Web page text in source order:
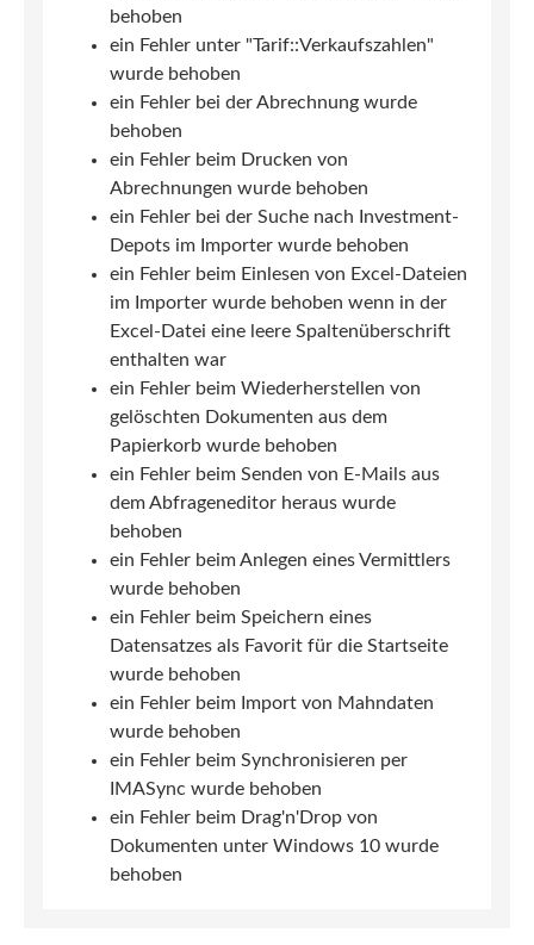
behoben
ein Fehler unter "Tarif::Verkaufszahlen"
wurde behoben
ein Fehler bei der Abrechnung wurde
behoben
ein Fehler beim Drucken von
Abrechnungen wurde behoben
ein Fehler bei der Suche nach Investment-
Depots im Importer wurde behoben
ein Fehler beim Einlesen von Excel-Dateien
im Importer wurde behoben wenn in der
Excel-Datei eine leere Spaltenüberschrift
enthalten war
ein Fehler beim Wiederherstellen von
gelöschten Dokumenten aus dem
Papierkorb wurde behoben
ein Fehler beim Senden von E-Mails aus
dem Abfrageneditor heraus wurde
behoben
ein Fehler beim Anlegen eines Vermittlers
wurde behoben
ein Fehler beim Speichern eines
Datensatzes als Favorit für die Startseite
wurde behoben
ein Fehler beim Import von Mahndaten
wurde behoben
ein Fehler beim Synchronisieren per
IMASync wurde behoben
ein Fehler beim Drag'n'Drop von
Dokumenten unter Windows 10 wurde
behoben